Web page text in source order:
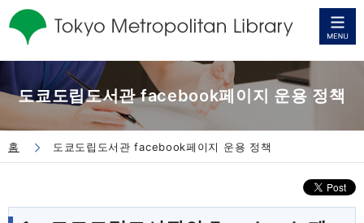
도쿄도립도서관 facebook페이지 운용 정책
홈 도쿄도립도서관 facebook페이지 운용 정책